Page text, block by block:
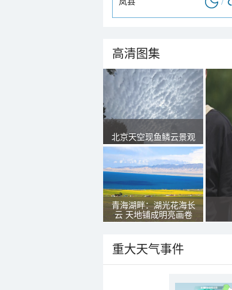
高清图集
北京天空现鱼鳞云景观
青海湖畔：湖光花海长
云 天地铺成明亮画卷
重大天气事件